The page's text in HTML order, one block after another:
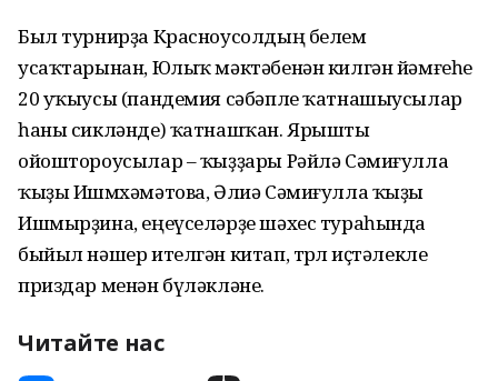
Был турнирҙа Красноусолдың белем
усаҡтарынан, Юлыҡ мәктәбенән килгән йәмғеһе
20 уҡыусы (пандемия сәбәпле ҡатнашыусылар
һаны сикләнде) ҡатнашҡан. Ярышты
ойоштороусылар – ҡыҙҙары Рәйлә Сәмиғулла
ҡыҙы Ишмөхәмәтова, Әлиә Сәмиғулла ҡыҙы
Ишмырҙина, еңеүселәрҙе шәхес тураһында
быйыл нәшер ителгән китап, төрлө иҫтәлекле
приздар менән бүләкләне.
Читайте нас